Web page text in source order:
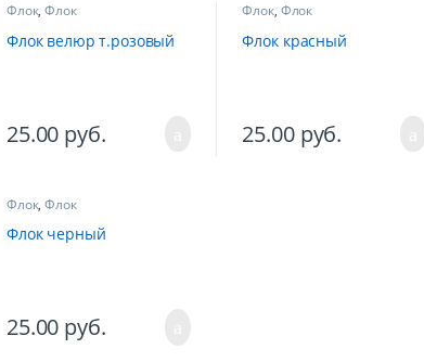
Флок,Флок
Флок велюр т.розовый
25.00 руб.
Флок, Флок
Флок красный
25.00 руб.
Флок,Флок
Флок черный
25.00 руб.